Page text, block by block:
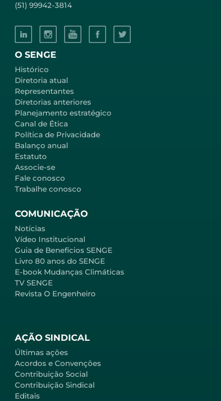
AÇÃO SINDICAL
Últimas ações
Acordos e Convenções
Contribuição Social
Contribuição Sindical
Editais
O SENGE
Histórico
Diretoria atual
Representantes
Diretorias anteriores
Planejamento estratégico
Canal de Ética
Política de Privacidade
Balanço anual
Estatuto
Associe-se
Fale conosco
Trabalhe conosco
COMUNICAÇÃO
Notícias
Vídeo Institucional
Guia de Benefícios SENGE
Livro 80 anos do SENGE
E-book Mudanças Climáticas
TV SENGE
Revista O Engenheiro
(51) 99942-3814